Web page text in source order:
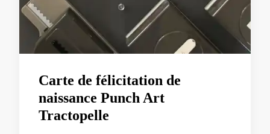
Carte de félicitation de
naissance Punch Art
Tractopelle